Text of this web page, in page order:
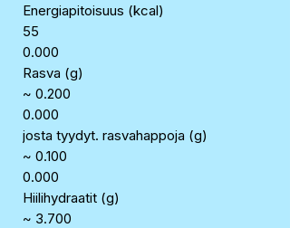
Energiapitoisuus (kcal)
55
0.000
Rasva (g)
~ 0.200
0.000
josta tyydyt. rasvahappoja (g)
~ 0.100
0.000
Hiilihydraatit (g)
~ 3.700